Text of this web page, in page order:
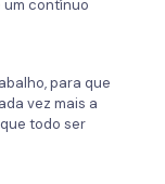
um contínuo
para que
vez mais a
todo ser